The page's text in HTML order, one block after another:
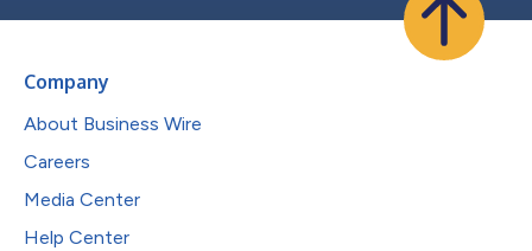
Company
About Business Wire
Careers
Media Center
Help Center